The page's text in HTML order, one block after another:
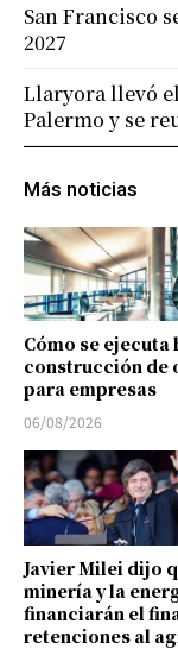
Más noticias
Cómo se ejecuta
construcción de
para empresas
06/08/2026
Javier Milei dijo
minería y la
financiarán el
retenciones al
San Francisco
2027
Llaryora llevó
Palermo y se